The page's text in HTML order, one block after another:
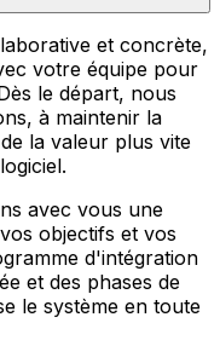
et concrète,
votre équipe pour
le départ, nous
à maintenir la
la valeur plus vite
avec vous une
objectifs et vos
d'intégration
et des phases de
le système en toute